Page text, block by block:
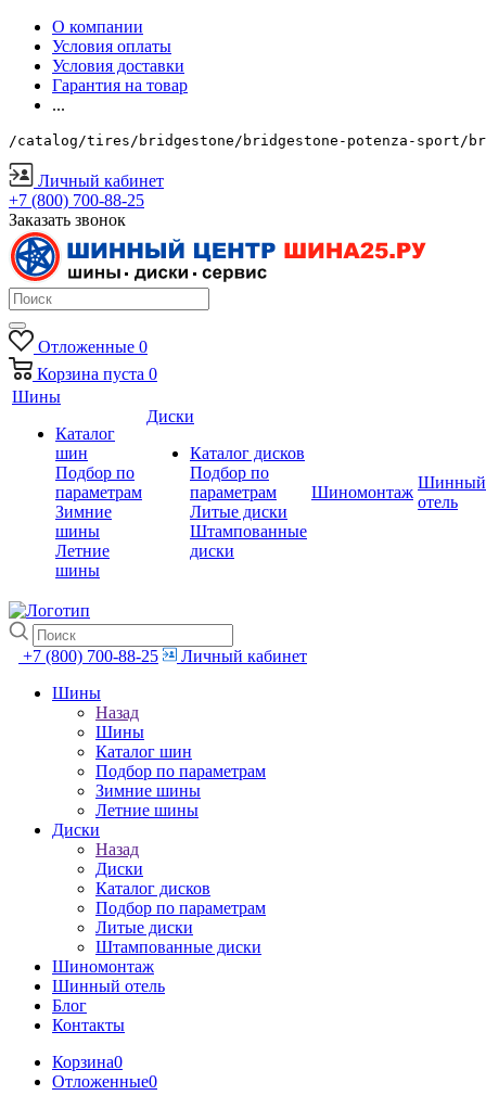
О компании
Условия оплаты
Условия доставки
Гарантия на товар
...
/catalog/tires/bridgestone/bridgestone-potenza-sport/
Личный кабинет
+7 (800) 700-88-25
Заказать звонок
Отложенные 0
Корзина пуста 0
Шины
Каталог
шин
Подбор по
параметрам
Зимние
шины
Летние
шины
Диски
Каталог дисков
Подбор по
параметрам
Литые диски
Штампованные
диски
Шиномонтаж
Шинный
отель
+7 (800) 700-88-25
Личный кабинет
Шины
Назад
Шины
Каталог шин
Подбор по параметрам
Зимние шины
Летние шины
Диски
Назад
Диски
Каталог дисков
Подбор по параметрам
Литые диски
Штампованные диски
Шиномонтаж
Шинный отель
Блог
Контакты
Корзина0
Отложенные0